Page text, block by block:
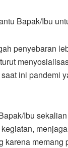
Bapak/Ibu
penyebaran
ini pandemi
Ibu
karena memang